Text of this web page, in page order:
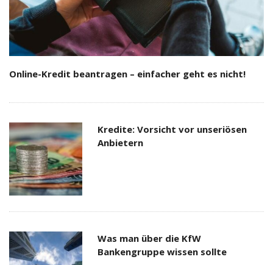
Online-Kredit beantragen – einfacher geht es nicht!
Kredite: Vorsicht vor unseriösen
Anbietern
Was man über die KfW
Bankengruppe wissen sollte